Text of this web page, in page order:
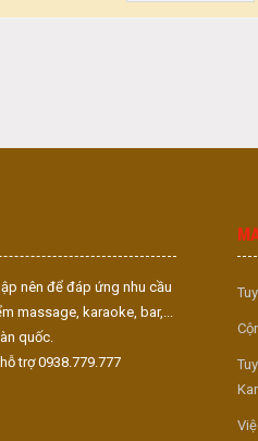
nên để đáp ứng nhu cầu
massage, karaoke, bar,...
quốc.
trợ 0938.779.777